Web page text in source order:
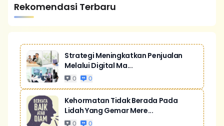
Rekomendasi Terbaru
Strategi Meningkatkan Penjualan
Melalui Digital Ma...
0 0
Kehormatan Tidak Berada Pada
Lidah Yang Gemar Mere...
0 0